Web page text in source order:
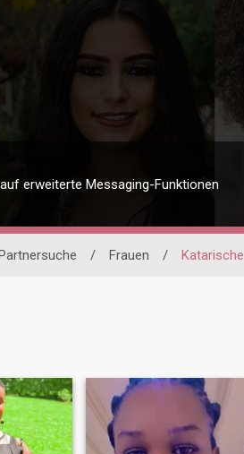
erweiterte Messaging-Funktionen
/ Frauen / Katarische